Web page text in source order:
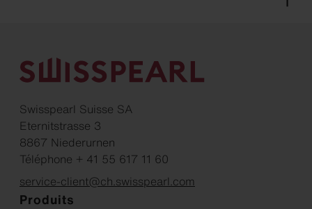
Swisspearl Suisse SA
Eternitstrasse 3
8867 Niederurnen
Téléphone + 41 55 617 11 60
service-client@ch.swisspearl.com
Produits